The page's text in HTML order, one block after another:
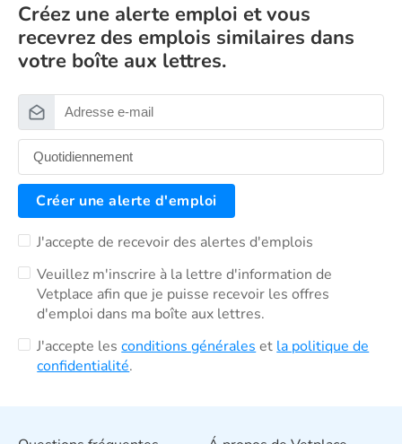
Créez une alerte emploi et vous
recevrez des emplois similaires dans
votre boîte aux lettres.
Créer une alerte d'emploi
J'accepte de recevoir des alertes d'emplois
Veuillez m'inscrire à la lettre d'information de
Vetplace afin que je puisse recevoir les offres
d'emploi dans ma boîte aux lettres.
J'accepte lesconditions générales et la politique de
confidentialité.